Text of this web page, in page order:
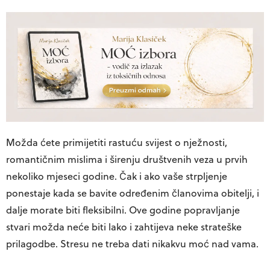
Možda ćete primijetiti rastuću svijest o nježnosti,
romantičnim mislima i širenju društvenih veza u prvih
nekoliko mjeseci godine. Čak i ako vaše strpljenje
ponestaje kada se bavite određenim članovima obitelji, i
dalje morate biti fleksibilni. Ove godine popravljanje
stvari možda neće biti lako i zahtijeva neke strateške
prilagodbe. Stresu ne treba dati nikakvu moć nad vama.